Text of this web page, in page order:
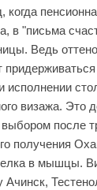
когда
в "письма
Ведь
исполнении
визажа. Это
после
получения
в мышцы.
Ачинск,